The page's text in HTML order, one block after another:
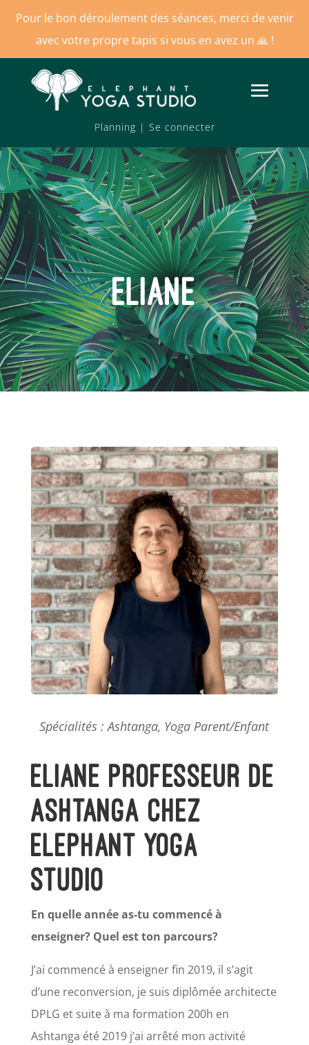
Pour le bon déroulement des séances, merci de venir
avec votre propre tapis si vous en avez un 🙏 !
Planning | Se connecter
ELIANE
Spécialités : Ashtanga, Yoga Parent/Enfant
Eliane professeur de
Ashtanga chez
Elephant Yoga
Studio
En quelle année as-tu commencé à
enseigner? Quel est ton parcours?
J’ai commencé à enseigner fin 2019, il s’agit
d’une reconversion, je suis diplômée architecte
DPLG et suite à ma formation 200h en
Ashtanga été 2019 j’ai arrêté mon activité